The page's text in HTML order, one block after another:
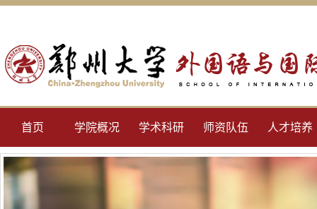
首页 学院概况 学术科研 师资队伍 人才培养